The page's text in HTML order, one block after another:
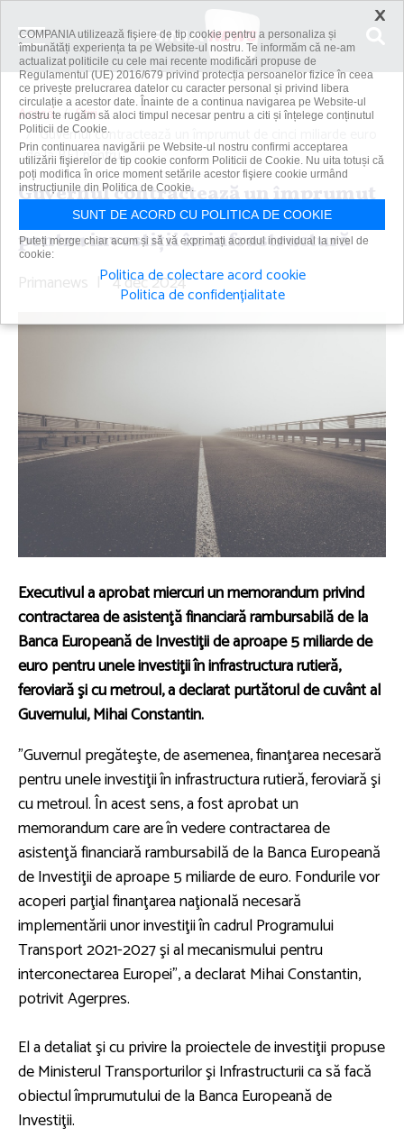
Acasă
Știri
Guvernul contractează un împrumut de cinci miliarde euro
de la BEI pentru...
Guvernul contractează un împrumut
de cinci miliarde euro de la BEI
pentru investiţii în infrastructură
Primanews | 4 dec 2024
Executivul a aprobat miercuri un memorandum privind
contractarea de asistenţă financiară rambursabilă de la
Banca Europeană de Investiţii de aproape 5 miliarde de
euro pentru unele investiţii în infrastructura rutieră,
feroviară şi cu metroul, a declarat purtătorul de cuvânt al
Guvernului, Mihai Constantin.
"Guvernul pregăteşte, de asemenea, finanţarea necesară
pentru unele investiţii în infrastructura rutieră, feroviară şi
cu metroul. În acest sens, a fost aprobat un
memorandum care are în vedere contractarea de
asistenţă financiară rambursabilă de la Banca Europeană
de Investiţii de aproape 5 miliarde de euro. Fondurile vor
acoperi parţial finanţarea naţională necesară
implementării unor investiţii în cadrul Programului
Transport 2021-2027 şi al mecanismului pentru
interconectarea Europei", a declarat Mihai Constantin,
potrivit Agerpres.
El a detaliat şi cu privire la proiectele de investiţii propuse
de Ministerul Transporturilor şi Infrastructurii ca să facă
obiectul împrumutului de la Banca Europeană de
Investiţii.
×
COMPANIA utilizează fişiere de tip cookie pentru a personaliza și
îmbunătăți experiența ta pe Website-ul nostru. Te informăm că ne-am
actualizat politicile cu cele mai recente modificări propuse de
Regulamentul (UE) 2016/679 privind protecția persoanelor fizice în ceea
ce privește prelucrarea datelor cu caracter personal și privind libera
circulație a acestor date. Înainte de a continua navigarea pe Website-ul
nostru te rugăm să aloci timpul necesar pentru a citi și înțelege conținutul
Politicii de Cookie.
Prin continuarea navigării pe Website-ul nostru confirmi acceptarea
utilizării fişierelor de tip cookie conform Politicii de Cookie. Nu uita totuși că
poți modifica în orice moment setările acestor fişiere cookie urmând
instrucțiunile din Politica de Cookie.
SUNT DE ACORD CU POLITICA DE COOKIE
Puteți merge chiar acum și să vă exprimați acordul individual la nivel de
cookie:
Politica de colectare acord cookie
Politica de confidențialitate